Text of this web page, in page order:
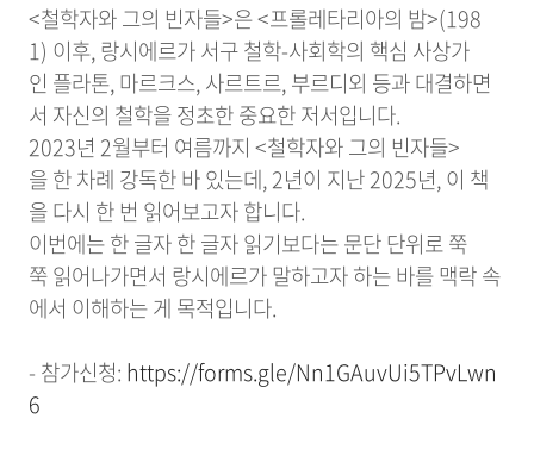
<철학자와 그의 빈자들>은 <프롤레타리아의 밤>(198
1) 이후, 랑시에르가 서구 철학-사회학의 핵심 사상가
인 플라톤, 마르크스, 사르트르, 부르디외 등과 대결하면
서 자신의 철학을 정초한 중요한 저서입니다.
2023년 2월부터 여름까지 <철학자와 그의 빈자들>
을 한 차례 강독한 바 있는데, 2년이 지난 2025년, 이 책
을 다시 한 번 읽어보고자 합니다.
이번에는 한 글자 한 글자 읽기보다는 문단 단위로 쭉
쭉 읽어나가면서 랑시에르가 말하고자 하는 바를 맥락 속
에서 이해하는 게 목적입니다.
- 참가신청: https://forms.gle/Nn1GAuvUi5TPvLwn
6